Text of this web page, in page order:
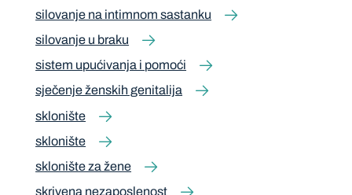
silovanje na intimnom sastanku
silovanje u braku
sistem upućivanja i pomoći
sječenje ženskih genitalija
sklonište
sklonište
sklonište za žene
skrivena nezaposlenost